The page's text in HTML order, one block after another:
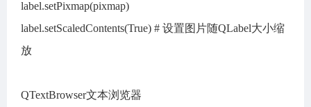
label.setPixmap(pixmap)
label.setScaledContents(True) # 设置图片随QLabel大小缩
放
QTextBrowser文本浏览器